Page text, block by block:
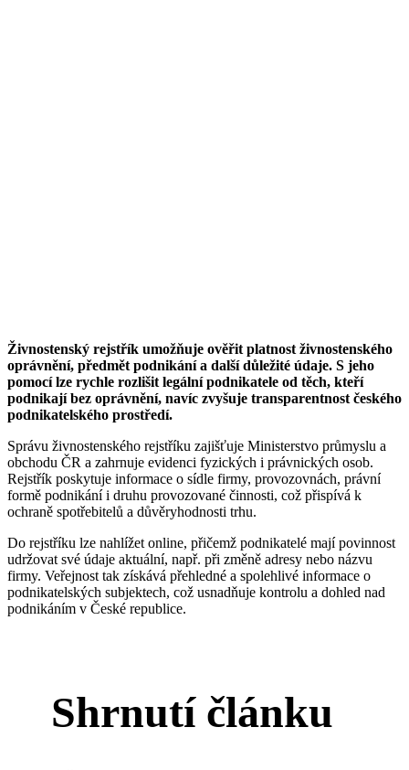
Živnostenský rejstřík umožňuje ověřit platnost živnostenského
oprávnění, předmět podnikání a další důležité údaje. S jeho
pomocí lze rychle rozlišit legální podnikatele od těch, kteří
podnikají bez oprávnění, navíc zvyšuje transparentnost českého
podnikatelského prostředí.
Správu živnostenského rejstříku zajišťuje Ministerstvo průmyslu a
obchodu ČR a zahrnuje evidenci fyzických i právnických osob.
Rejstřík poskytuje informace o sídle firmy, provozovnách, právní
formě podnikání i druhu provozované činnosti, což přispívá k
ochraně spotřebitelů a důvěryhodnosti trhu.
Do rejstříku lze nahlížet online, přičemž podnikatelé mají povinnost
udržovat své údaje aktuální, např. při změně adresy nebo názvu
firmy. Veřejnost tak získává přehledné a spolehlivé informace o
podnikatelských subjektech, což usnadňuje kontrolu a dohled nad
podnikáním v České republice.
Shrnutí článku